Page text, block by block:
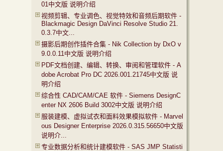
01中文版 说明介绍
视频剪辑、专业调色、视觉特效和音频后期软件 -
Blackmagic Design DaVinci Resolve Studio 21.
0.3.7中文...
摄影后期创作插件合集 - Nik Collection by DxO v
9.0.0.11中文版 说明介绍
PDF文档创建、编辑、转换、审阅和管理软件 - A
dobe Acrobat Pro DC 2026.001.21745中文版 说
明介绍
综合性 CAD/CAM/CAE 软件 - Siemens DesignC
enter NX 2606 Build 3002中文版 说明介绍
服装建模、虚拟试衣和面料效果模拟软件 - Marvel
ous Designer Enterprise 2026.0.315.56650中文版
说明介...
专业数据分析和统计建模软件 - SAS JMP Statisti